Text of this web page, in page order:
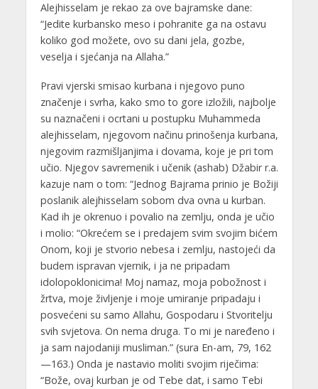
Alejhisselam je rekao za ove bajramske dane:
“Jedite kurbansko meso i pohranite ga na ostavu
koliko god možete, ovo su dani jela, gozbe,
veselja i sjećanja na Allaha.”
Pravi vjerski smisao kurbana i njegovo puno
značenje i svrha, kako smo to gore izložili, najbolje
su naznačeni i ocrtani u postupku Muhammeda
alejhisselam, njegovom načinu prinošenja kurbana,
njegovim razmišljanjima i dovama, koje je pri tom
učio. Njegov savremenik i učenik (ashab) Džabir r.a.
kazuje nam o tom: “Jednog Bajrama prinio je Božiji
poslanik alejhisselam sobom dva ovna u kurban.
Kad ih je okrenuo i povalio na zemlju, onda je učio
i molio: “Okrećem se i predajem svim svojim bićem
Onom, koji je stvorio nebesa i zemlju, nastojeći da
budem ispravan vjernik, i ja ne pripadam
idolopoklonicima! Moj namaz, moja pobožnost i
žrtva, moje življenje i moje umiranje pripadaju i
posvećeni su samo Allahu, Gospodaru i Stvoritelju
svih svjetova. On nema druga. To mi je naređeno i
ja sam najodaniji musliman.” (sura En-am, 79, 162
—163.) Onda je nastavio moliti svojim riječima:
“Bože, ovaj kurban je od Tebe dat, i samo Tebi